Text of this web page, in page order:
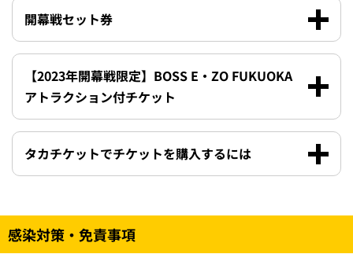
開幕戦セット券
【2023年開幕戦限定】BOSS E・ZO FUKUOKA
アトラクション付チケット
タカチケットでチケットを購入するには
感染対策・免責事項